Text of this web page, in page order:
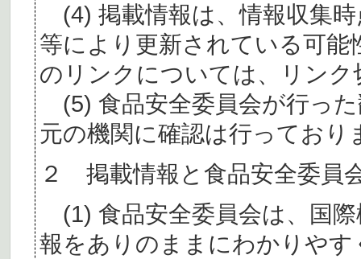
(4) 掲載情報は、情報収集
等により更新されている可
のリンクについては、リン
(5) 食品安全委員会が行っ
元の機関に確認は行っており
２ 掲載情報と食品安全委員
(1) 食品安全委員会は、国
報をありのままにわかりや